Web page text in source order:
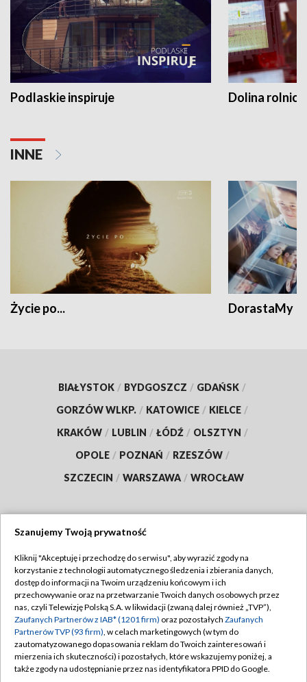
Podlaskie inspiruje Dolina
INNE
Życie po... DorastaMy
BIAŁYSTOK / BYDGOSZCZ / GDAŃSK /
GORZÓW WLKP. / KATOWICE / KIELCE /
KRAKÓW / LUBLIN / ŁÓDŹ / OLSZTYN /
OPOLE / POZNAŃ / RZESZÓW /
SZCZECIN / WARSZAWA / WROCŁAW
TVP
Abonament TVP
Emisja w TVP
Centrum informacji TVP
Naziemna Telewizja Cyfrowa
Regulamin TVP
Polityka prywatności
Moje zgody
Pomoc
Szanujemy Twoją prywatność
Kliknij "Akceptuję i przechodzę do serwisu", aby wyrazić zgody na
korzystanie z technologii automatycznego śledzenia i zbierania danych,
dostęp do informacji na Twoim urządzeniu końcowym i ich
przechowywanie oraz na przetwarzanie Twoich danych osobowych przez
nas, czyli Telewizję Polską S.A. w likwidacji (zwaną dalej również „TVP”),
Zaufanych Partnerów z IAB* (1201 firm) oraz pozostałych Zaufanych
Partnerów TVP (93 firm), w celach marketingowych (w tym do
zautomatyzowanego dopasowania reklam do Twoich zainteresowań i
mierzenia ich skuteczności) i pozostałych, które wskazujemy poniżej, a
także zgody na udostępnianie przez nas identyfikatora PPID do Google.